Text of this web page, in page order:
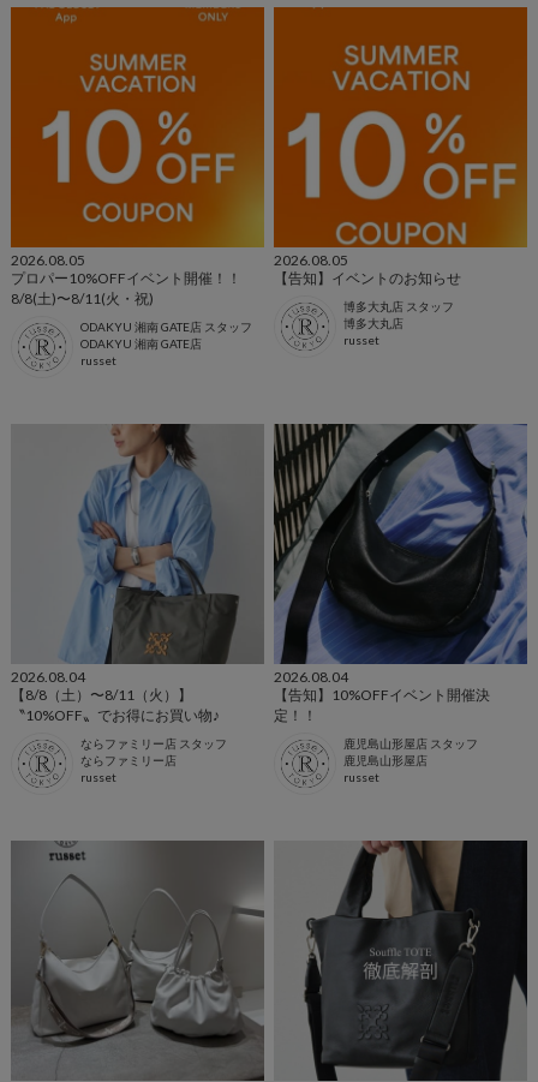
2026.08.05
プロパー10%OFFイベント開催！！
8/8(土)〜8/11(火・祝)
ODAKYU 湘南 GATE店 スタッフ
ODAKYU 湘南 GATE店
russet
2026.08.05
【告知】イベントのお知らせ
博多大丸店 スタッフ
博多大丸店
russet
2026.08.04
【8/8（土）〜8/11（火）】
〝10%OFF〟でお得にお買い物♪
ならファミリー店 スタッフ
ならファミリー店
russet
2026.08.04
【告知】10%OFFイベント開催決
定！！
鹿児島山形屋店 スタッフ
鹿児島山形屋店
russet